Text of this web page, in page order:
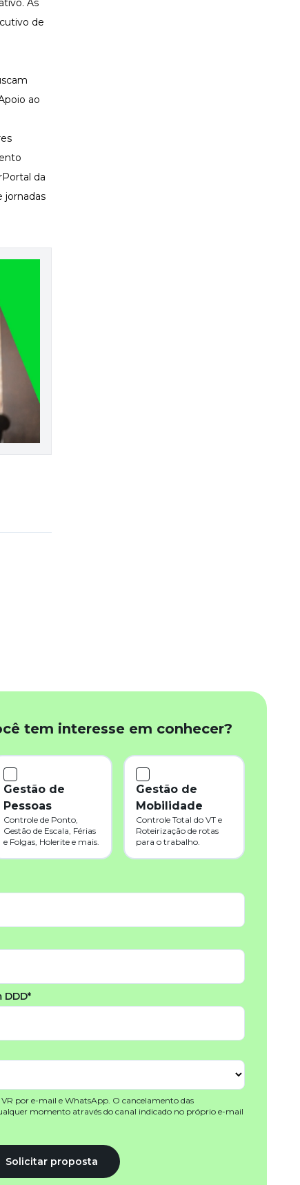
As
de
ao
da
jornadas
tem interesse em conhecer?
Gestão de
Pessoas
Controle de Ponto,
Gestão de Escala, Férias
e Folgas, Holerite e mais.
Gestão de
Mobilidade
Controle Total do VT e
Roteirização de rotas
para o trabalho.
por e-mail e WhatsApp. O cancelamento das
momento através do canal indicado no próprio e-mail
Solicitar proposta